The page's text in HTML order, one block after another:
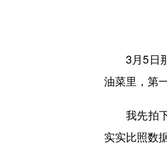
3月5日那
油菜里，第
我先拍下
实实比照数